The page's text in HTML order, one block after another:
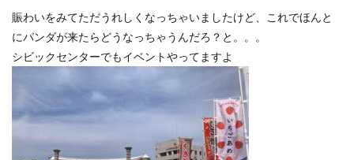
賑わいをみてただうれしくなっちゃいましたけど、これでほんと
にパンダが来たらどうなっちゃうんだろ？と。。。
シビックセンターでもイベントやってますよ